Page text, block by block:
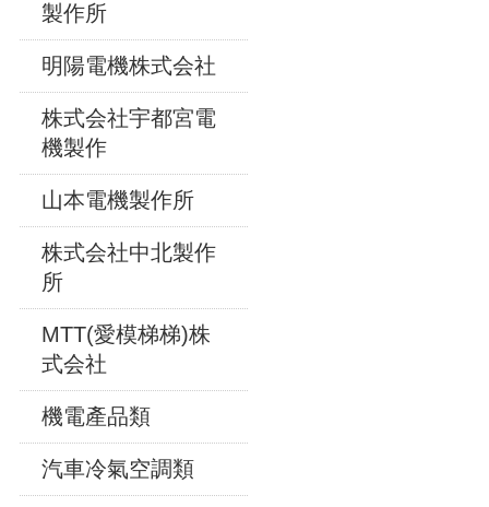
製作所
明陽電機株式会社
株式会社宇都宮電
機製作
山本電機製作所
株式会社中北製作
所
MTT(愛模梯梯)株
式会社
機電產品類
汽車冷氣空調類